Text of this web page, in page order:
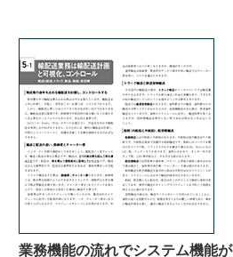
業務機能の流れでシステム機能が